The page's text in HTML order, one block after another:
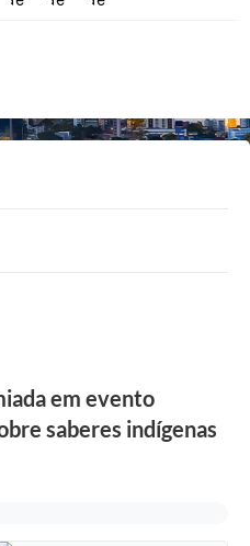
em evento
saberes indígenas